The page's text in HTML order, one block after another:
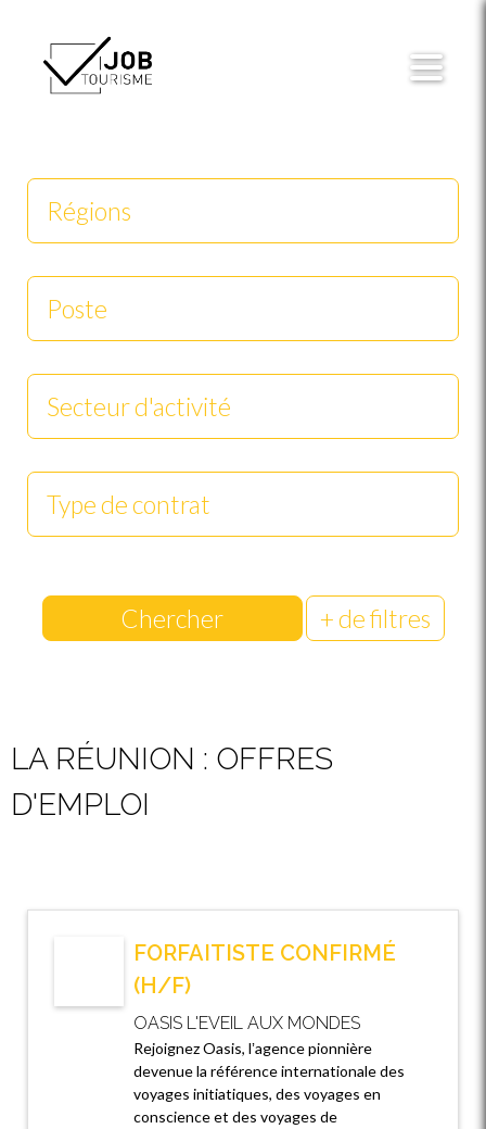
Chercher + de filtres
LA RÉUNION : OFFRES
D'EMPLOI
FORFAITISTE CONFIRMÉ
(H/F)
OASIS L'EVEIL AUX MONDES
Rejoignez Oasis, lʼagence pionnière
devenue la référence internationale des
voyages initiatiques, des voyages en
conscience et des voyages de